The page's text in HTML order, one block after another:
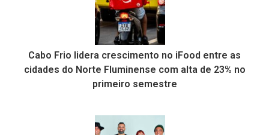
Cabo Frio lidera crescimento no iFood entre as
cidades do Norte Fluminense com alta de 23% no
primeiro semestre